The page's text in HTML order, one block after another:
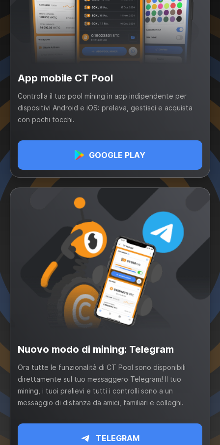
App mobile CT Pool
Controlla il tuo pool mining in app indipendente per
dispositivi Android e iOS: preleva, gestisci e acquista
con pochi tocchi.
GOOGLE PLAY
Nuovo modo di mining: Telegram
Ora tutte le funzionalità di CT Pool sono disponibili
direttamente sul tuo messaggero Telegram! Il tuo
mining, i tuoi prelievi e tutti i controlli sono a un
messaggio di distanza da amici, familiari e colleghi.
TELEGRAM